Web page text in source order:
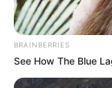
BRAINBERRIES
See How The Blue